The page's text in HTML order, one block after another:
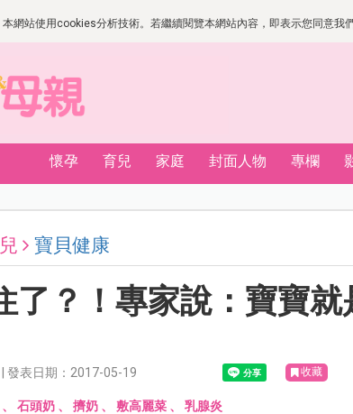
網站使用cookies分析技術。若繼續閱覽本網站內容，即表示您同意
懷孕 育兒 家庭 封面人物 專欄
寶貝健康
了？！專家說：寶寶
發表日期：2017-05-19 收藏
石頭奶、 擠奶、 敷高麗菜、 乳腺炎